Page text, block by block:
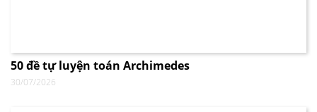
50 đề tự luyện toán Archimedes
30/07/2026